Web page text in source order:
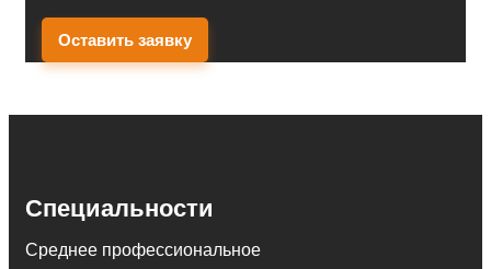
Оставить заявку
Специальности
Среднее профессиональное